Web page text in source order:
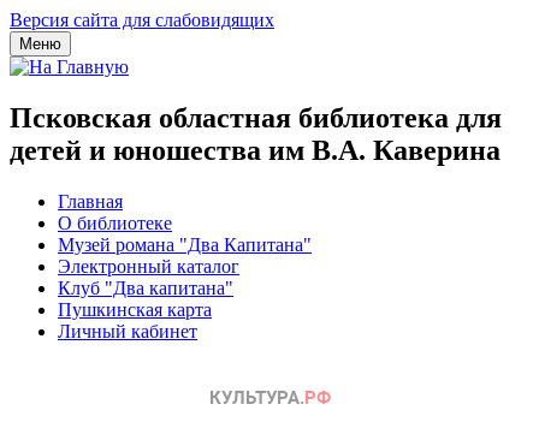
Версия сайта для слабовидящих
Меню
Псковская областная библиотека для
детей и юношества им В.А. Каверина
Главная
О библиотеке
Музей романа "Два Капитана"
Электронный каталог
Клуб "Два капитана"
Пушкинская карта
Личный кабинет